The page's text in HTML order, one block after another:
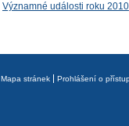
Významné události roku 2010
Mapa stránek Prohlášení o